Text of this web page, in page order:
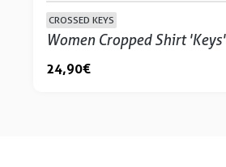
CROSSED KEYS
Women Cropped Shirt 'Keys'
24,90 €